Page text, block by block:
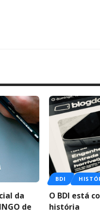
da
de
BDI
O BDI está
história